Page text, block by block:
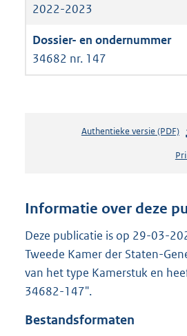
2022-2023
34682 nr. 147
Authentieke versie (PDF)b
s
n
s
r
o
Informatie over deze
Deze publicatie is op 29-03-
Tweede Kamer der Staten-
van het type Kamerstuk en
34682-147".
Bestandsformaten